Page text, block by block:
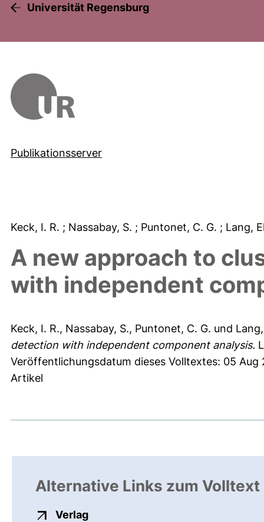
Universität Regensburg
Publikationsserver
Keck, I. R. ; Nassabay, S. ; Puntonet, C. G. ; Lang,
A new approach to
with independent
Keck, I. R., Nassabay, S., Puntonet, C. G. und
detection with independent component analysis.
Veröffentlichungsdatum dieses Volltextes: 05 Aug
Artikel
Alternative Links zum Volltext
Verlagexterner Link, öffnet neues